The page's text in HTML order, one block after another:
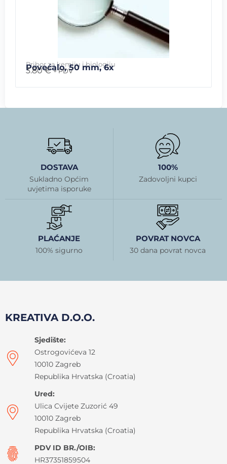
Pribor za kemiju i biologiju
Povećalo, 50 mm, 6x
3.80€ + PDV
DOSTAVA
Sukladno Općim
uvjetima isporuke
100%
Zadovoljni kupci
PLAĆANJE
100% sigurno
POVRAT NOVCA
30 dana povrat novca
KREATIVA D.O.O.
Sjedište:
Ostrogovićeva 12
10010 Zagreb
Republika Hrvatska (Croatia)
Ured:
Ulica Cvijete Zuzorić 49
10010 Zagreb
Republika Hrvatska (Croatia)
PDV ID BR./OIB:
HR37351859504